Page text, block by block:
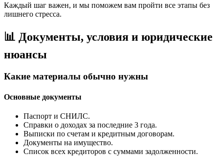
Каждый шаг важен, и мы поможем вам пройти все этапы без
лишнего стресса.
📊 Документы, условия и юридические
нюансы
Какие материалы обычно нужны
Основные документы
Паспорт и СНИЛС.
Справки о доходах за последние 3 года.
Выписки по счетам и кредитным договорам.
Документы на имущество.
Список всех кредиторов с суммами задолженности.